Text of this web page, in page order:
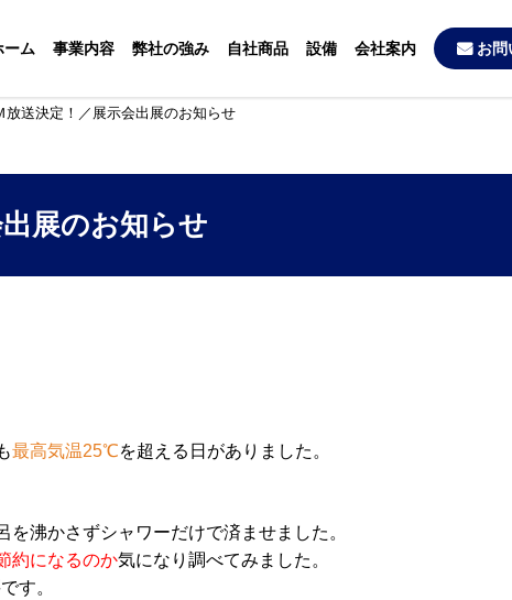
ーム 事業内容 弊社の強み 自社商品 設備 会社案内 お問
放送決定！／展示会出展のお知らせ
展のお知らせ
最高気温25℃を超える日がありました。
沸かさずシャワーだけで済ませました。
約になるのか気になり調べてみました。
す。